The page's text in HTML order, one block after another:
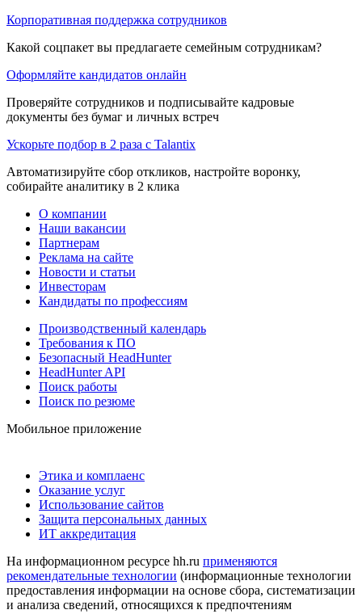
Корпоративная поддержка сотрудников
Какой соцпакет вы предлагаете семейным сотрудникам?
Оформляйте кандидатов онлайн
Проверяйте сотрудников и подписывайте кадровые
документы без бумаг и личных встреч
Ускорьте подбор в 2 раза с Talantix
Автоматизируйте сбор откликов, настройте воронку,
собирайте аналитику в 2 клика
О компании
Наши вакансии
Партнерам
Реклама на сайте
Новости и статьи
Инвесторам
Кандидаты по профессиям
Производственный календарь
Требования к ПО
Безопасный HeadHunter
HeadHunter API
Поиск работы
Поиск по резюме
Мобильное приложение
Этика и комплаенс
Оказание услуг
Использование сайтов
Защита персональных данных
ИТ аккредитация
На информационном ресурсе hh.ru применяются
рекомендательные технологии (информационные технологии
предоставления информации на основе сбора, систематизации
и анализа сведений, относящихся к предпочтениям